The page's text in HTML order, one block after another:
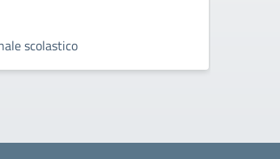
scolastico